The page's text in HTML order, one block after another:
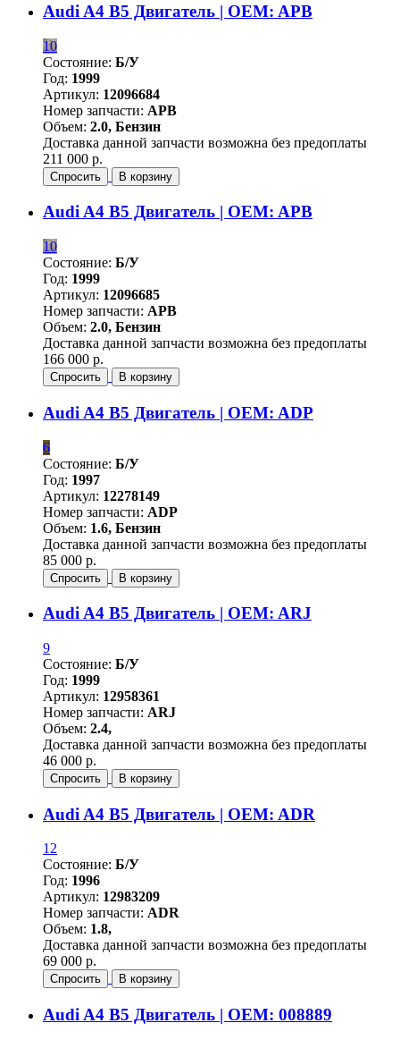
Audi A4 B5 Двигатель | OEM: APB
10
Состояние: Б/У
Год: 1999
Артикул: 12096684
Номер запчасти: APB
Объем: 2.0, Бензин
Доставка данной запчасти возможна без предоплаты
211 000 р.
Спросить В корзину
Audi A4 B5 Двигатель | OEM: APB
10
Состояние: Б/У
Год: 1999
Артикул: 12096685
Номер запчасти: APB
Объем: 2.0, Бензин
Доставка данной запчасти возможна без предоплаты
166 000 р.
Спросить В корзину
Audi A4 B5 Двигатель | OEM: ADP
6
Состояние: Б/У
Год: 1997
Артикул: 12278149
Номер запчасти: ADP
Объем: 1.6, Бензин
Доставка данной запчасти возможна без предоплаты
85 000 р.
Спросить В корзину
Audi A4 B5 Двигатель | OEM: ARJ
9
Состояние: Б/У
Год: 1999
Артикул: 12958361
Номер запчасти: ARJ
Объем: 2.4,
Доставка данной запчасти возможна без предоплаты
46 000 р.
Спросить В корзину
Audi A4 B5 Двигатель | OEM: ADR
12
Состояние: Б/У
Год: 1996
Артикул: 12983209
Номер запчасти: ADR
Объем: 1.8,
Доставка данной запчасти возможна без предоплаты
69 000 р.
Спросить В корзину
Audi A4 B5 Двигатель | OEM: 008889